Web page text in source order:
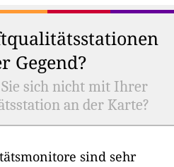
Gegend?
sich nicht mit Ihrer
an der Karte?
sind sehr